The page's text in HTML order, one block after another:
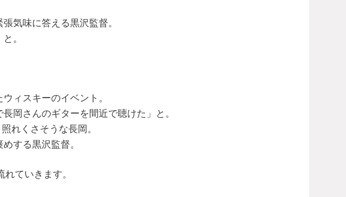
気味に答える黒沢監督。
。
ィスキーのイベント。
岡さんのギターを間近で聴けた」と。
れくさそうな長岡。
する黒沢監督。
ていきます。